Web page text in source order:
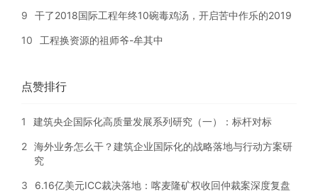
9 干了2018国际工程年终10碗毒鸡汤，开启苦中作乐的2019
10 工程换资源的祖师爷-牟其中
点赞排行
1 建筑央企国际化高质量发展系列研究（一）：标杆对标
2 海外业务怎么干？建筑企业国际化的战略落地与行动方案研
究
3 6.16亿美元ICC裁决落地：喀麦隆矿权收回仲裁案深度复盘